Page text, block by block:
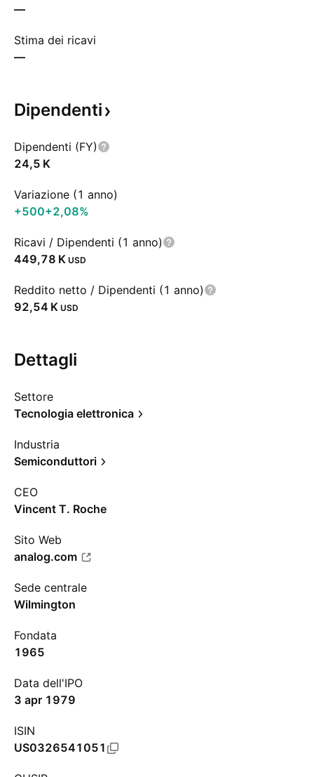
—
Stima dei ricavi
—
Dipendenti
Dipendenti (FY)
‪24,5 K‬
Variazione (1 anno)
+500+2,08%
Ricavi / Dipendenti (1 anno)
‪449,78 K‬ USD
Reddito netto / Dipendenti (1 anno)
‪92,54 K‬ USD
Dettagli
Settore
Tecnologia elettronica
Industria
Semiconduttori
CEO
Vincent T. Roche
Sito Web
analog.com
Sede centrale
Wilmington
Fondata
1965
Data dell'IPO
3 apr 1979
ISIN
US0326541051